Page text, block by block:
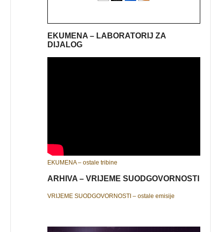
EKUMENA – LABORATORIJ ZA
DIJALOG
EKUMENA – ostale tribine
ARHIVA – VRIJEME SUODGOVORNOSTI
VRIJEME SUODGOVORNOSTI – ostale emisije